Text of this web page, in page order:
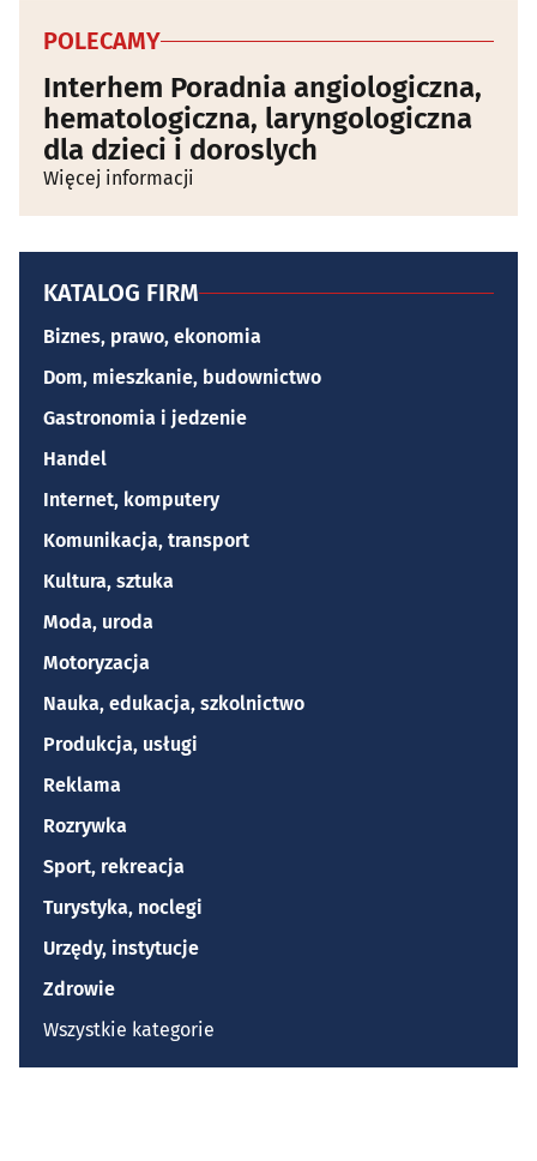
POLECAMY
Interhem Poradnia angiologiczna,
hematologiczna, laryngologiczna
dla dzieci i doroslych
Więcej informacji
KATALOG FIRM
Biznes, prawo, ekonomia
Dom, mieszkanie, budownictwo
Gastronomia i jedzenie
Handel
Internet, komputery
Komunikacja, transport
Kultura, sztuka
Moda, uroda
Motoryzacja
Nauka, edukacja, szkolnictwo
Produkcja, usługi
Reklama
Rozrywka
Sport, rekreacja
Turystyka, noclegi
Urzędy, instytucje
Zdrowie
Wszystkie kategorie